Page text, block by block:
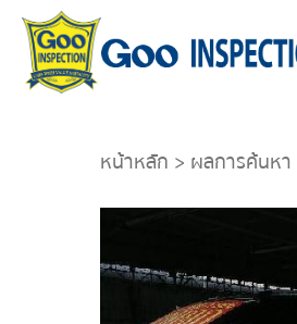
หน้าหลัก > ผลการค้นหา